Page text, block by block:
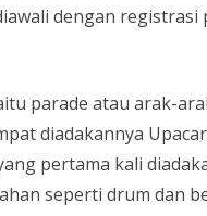
dengan registrasi
parade atau arak-
diadakannya
pertama kali
seperti drum dan